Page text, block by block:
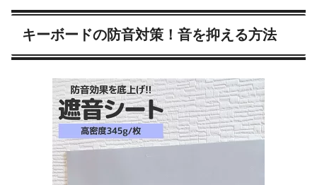
キーボードの防音対策！音を抑える方法